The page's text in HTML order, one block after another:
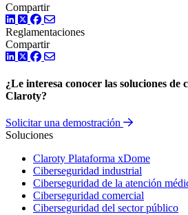
Compartir
LinkedIn
TwitterFacebook
Reglamentaciones
Compartir
LinkedIn
TwitterFacebook
¿Le interesa conocer las soluciones de
Claroty?
Solicitar una demostración
Soluciones
Claroty Plataforma xDome
Ciberseguridad industrial
Ciberseguridad de la atención
Ciberseguridad comercial
Ciberseguridad del sector público